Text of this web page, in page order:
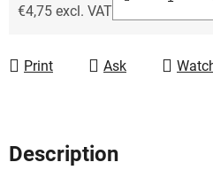
€4,75 excl. VAT
Print Ask
Description